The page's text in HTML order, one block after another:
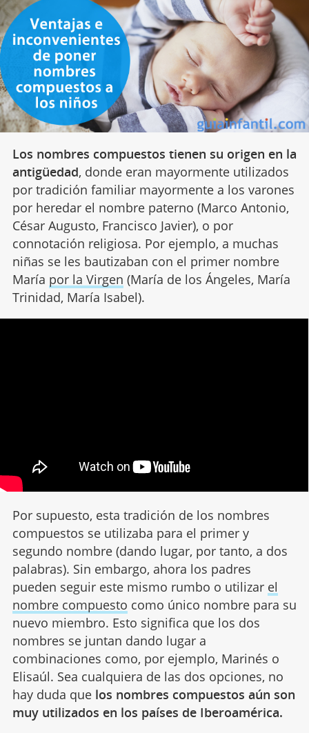
Los nombres compuestos tienen su origen en la
antigüedad, donde eran mayormente utilizados
por tradición familiar mayormente a los varones
por heredar el nombre paterno (Marco Antonio,
César Augusto, Francisco Javier), o por
connotación religiosa. Por ejemplo, a muchas
niñas se les bautizaban con el primer nombre
María por la Virgen (María de los Ángeles, María
Trinidad, María Isabel).
Por supuesto, esta tradición de los nombres
compuestos se utilizaba para el primer y
segundo nombre (dando lugar, por tanto, a dos
palabras). Sin embargo, ahora los padres
pueden seguir este mismo rumbo o utilizar el
nombre compuesto como único nombre para su
nuevo miembro. Esto significa que los dos
nombres se juntan dando lugar a
combinaciones como, por ejemplo, Marinés o
Elisaúl. Sea cualquiera de las dos opciones, no
hay duda que los nombres compuestos aún son
muy utilizados en los países de Iberoamérica.